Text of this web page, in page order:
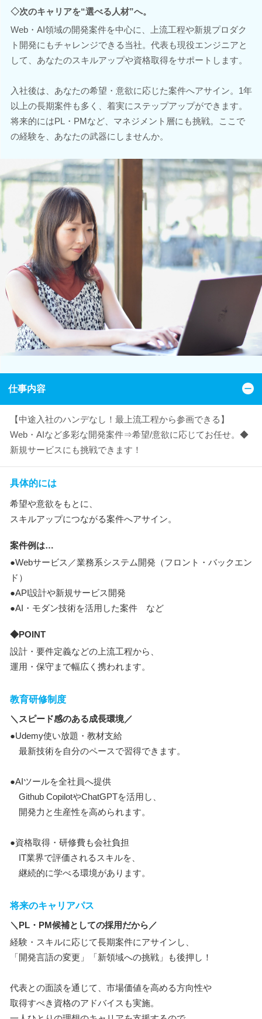
◇次のキャリアを“選べる人材”へ。
Web・AI領域の開発案件を中心に、上流工程や新規プロダク
ト開発にもチャレンジできる当社。代表も現役エンジニアと
して、あなたのスキルアップや資格取得をサポートします。
入社後は、あなたの希望・意欲に応じた案件へアサイン。1年
以上の長期案件も多く、着実にステップアップができます。
将来的にはPL・PMなど、マネジメント層にも挑戦。ここで
の経験を、あなたの武器にしませんか。
仕事内容
【中途入社のハンデなし！最上流工程から参画できる】
Web・AIなど多彩な開発案件⇒希望/意欲に応じてお任せ。◆
新規サービスにも挑戦できます！
具体的には
希望や意欲をもとに、
スキルアップにつながる案件へアサイン。
案件例は…
●Webサービス／業務系システム開発（フロント・バックエン
ド）
●API設計や新規サービス開発
●AI・モダン技術を活用した案件 など
◆POINT
設計・要件定義などの上流工程から、
運用・保守まで幅広く携われます。
教育研修制度
＼スピード感のある成長環境／
●Udemy使い放題・教材支給
最新技術を自分のペースで習得できます。
●AIツールを全社員へ提供
Github CopilotやChatGPTを活用し、
開発力と生産性を高められます。
●資格取得・研修費も会社負担
IT業界で評価されるスキルを、
継続的に学べる環境があります。
将来のキャリアパス
＼PL・PM候補としての採用だから／
経験・スキルに応じて長期案件にアサインし、
「開発言語の変更」「新領域への挑戦」も後押し！
代表との面談を通じて、市場価値を高める方向性や
取得すべき資格のアドバイスも実施。